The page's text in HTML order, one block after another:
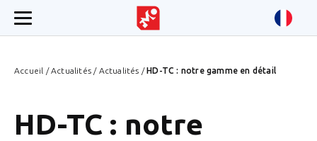
Accueil /Actualités / Actualités /HD-TC : notre gamme en détail
HD-TC : notre